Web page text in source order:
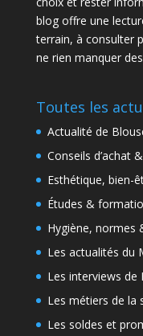
blog offre une
terrain, à consulter
ne rien manquer
Toutes les
Actualité de
Conseils d’achat
Esthétique, bien-
Études &
Hygiène, normes
Les actualités du
Les interviews de
Les métiers de la
Les soldes et